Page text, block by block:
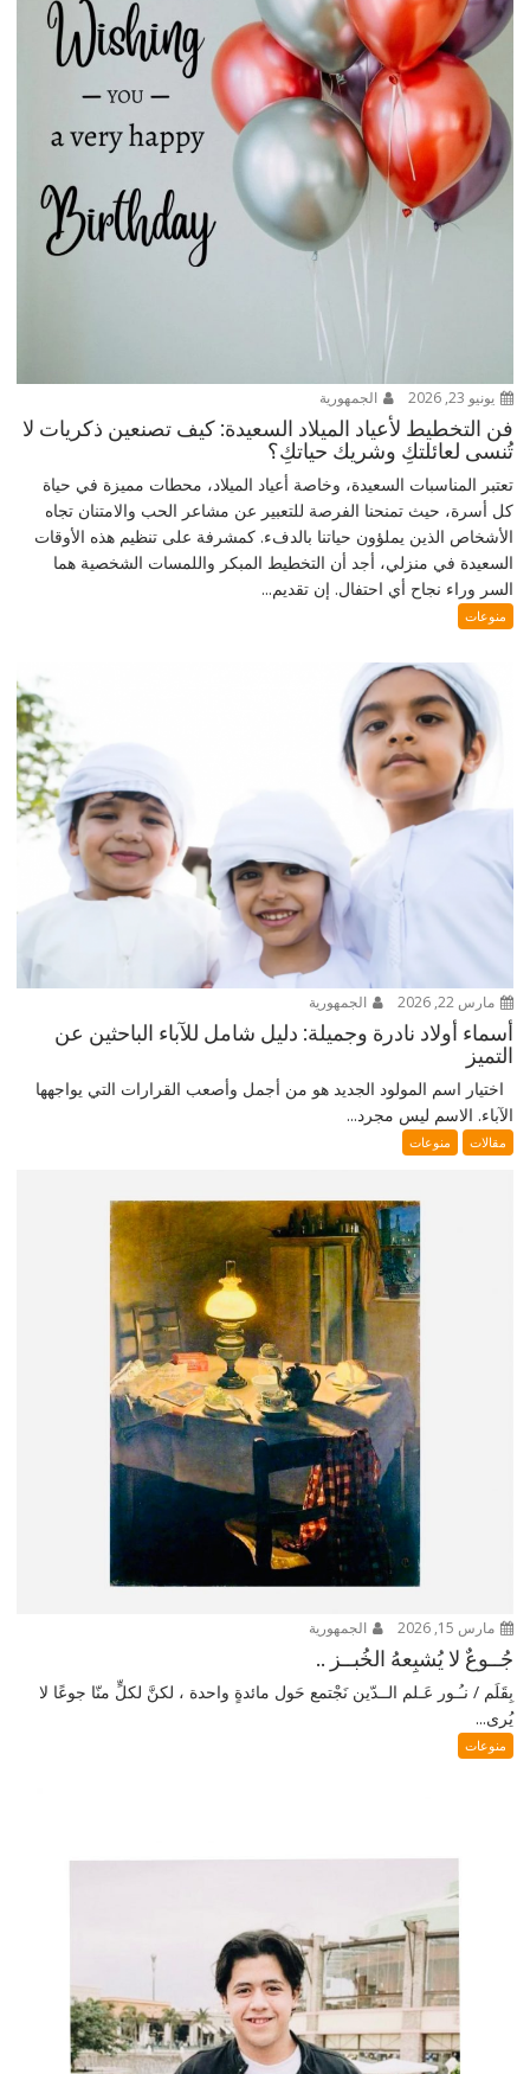
يونيو 23, 2026 الجمهورية
فن التخطيط لأعياد الميلاد السعيدة: كيف تصنعين ذكريات لا
تُنسى لعائلتكِ وشريك حياتكِ؟
تعتبر المناسبات السعيدة، وخاصة أعياد الميلاد، محطات مميزة في حياة
كل أسرة، حيث تمنحنا الفرصة للتعبير عن مشاعر الحب والامتنان تجاه
الأشخاص الذين يملؤون حياتنا بالدفء. كمشرفة على تنظيم هذه الأوقات
السعيدة في منزلي، أجد أن التخطيط المبكر واللمسات الشخصية هما
السر وراء نجاح أي احتفال. إن تقديم...
منوعات
مارس 22, 2026 الجمهورية
أسماء أولاد نادرة وجميلة: دليل شامل للآباء الباحثين عن
التميز
اختيار اسم المولود الجديد هو من أجمل وأصعب القرارات التي يواجهها
الآباء. الاسم ليس مجرد...
مقالات منوعات
مارس 15, 2026 الجمهورية
جُــوعٌ لا يُشبِعهُ الخُبــز ..
بِقَلَم / نـُـور عَـلم الــدّين نَجْتمع حَول مائدةٍ واحدة ، لكنَّ لكلٍّ منّا جوعًا لا
يُرى...
منوعات